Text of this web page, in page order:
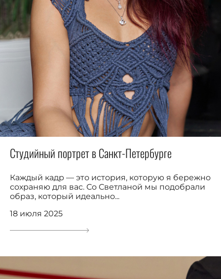
Студийный портрет в Санкт-Петербурге
Каждый кадр — это история, которую я бережно
сохраняю для вас. Со Светланой мы подобрали
образ, который идеально...
18 июля 2025